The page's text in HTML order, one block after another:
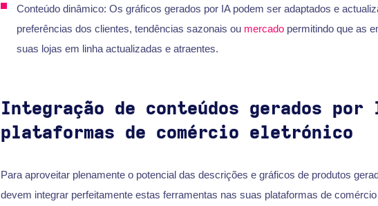
Conteúdo dinâmico: Os gráficos gerados por IA podem ser adaptados e
preferências dos clientes, tendências sazonais ou mercadopermitindo que as
suas lojas em linha actualizadas e atraentes.
Integração de conteúdos gerados por
plataformas de comércio eletrónico
Para aproveitar plenamente o potencial das descrições e gráficos de produtos
devem integrar perfeitamente estas ferramentas nas suas plataformas de